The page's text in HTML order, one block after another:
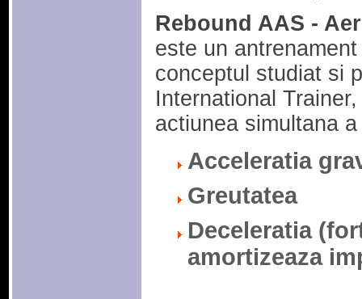
Rebound AAS -
este un
conceptul studiat si
International
actiunea simultana
Acceleratia
Greutatea
Deceleratia
amortizeaza